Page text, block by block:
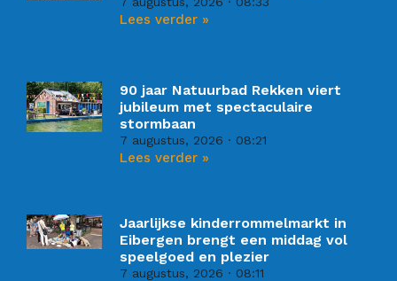
Lees verder »
90 jaar Natuurbad Rekken viert
jubileum met spectaculaire
stormbaan
7 augustus, 2026 08:21
Lees verder »
Jaarlijkse kinderrommelmarkt in
Eibergen brengt een middag vol
speelgoed en plezier
7 augustus, 2026 08:11